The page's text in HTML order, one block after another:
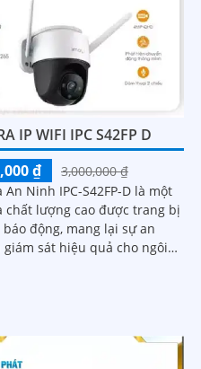
IP WIFI IPC S42FP D
₫
3,000,000 ₫
An Ninh IPC-S42FP-D là một
chất lượng cao được trang bị
động, mang lại sự an
giám sát hiệu quả cho ngôi